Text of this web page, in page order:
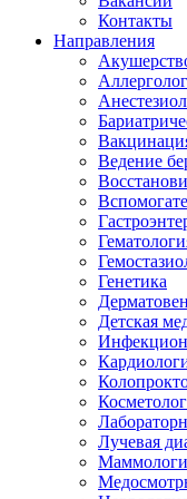
Контакты
Направления
Ведение
Генетика
Детская
Лучевая